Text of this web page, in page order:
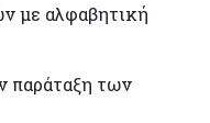
με αλφαβητική
παράταξη των